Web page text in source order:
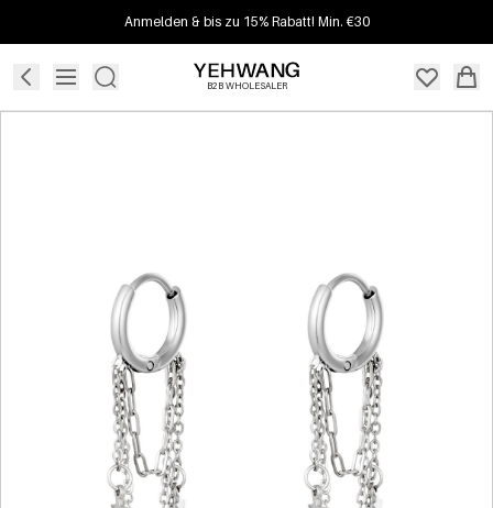
Anmelden & bis zu 15% Rabatt! Min. €30
B2B WHOLESALER